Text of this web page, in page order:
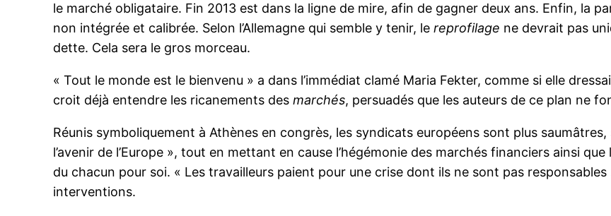
le marché obligataire. Fin 2013 est dans la ligne de mire, afin de gagner deux ans. Enfin, la
non intégrée et calibrée. Selon l’Allemagne qui semble y tenir, lereprofilage ne devrait pas
dette. Cela sera le gros morceau.
« Tout le monde est le bienvenu » a dans l’immédiat clamé Maria Fekter, comme si elle
croit déjà entendre les ricanements desmarchés, persuadés que les auteurs de ce plan ne
Réunis symboliquement à Athènes en congrès, les syndicats européens sont plus
l’avenir de l’Europe », tout en mettant en cause l’hégémonie des marchés financiers ainsi
du chacun pour soi. « Les travailleurs paient pour une crise dont ils ne sont pas
interventions.